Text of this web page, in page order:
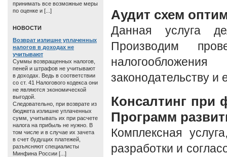
Аудит схем
Данная услуга
Производим
законодательству
Консалтинг
Программ
Комплексная
разработки и
принимать все возможные меры
по оценке и [...]
HОВОСТИ
Возврат излишне уплаченных
налогов в доходах не
учитывают
Суммы возвращенных налогов,
пеней и штрафов не учитывают
в доходах. Ведь в соответствии
со ст. 41 Налогового кодекса они
не являются экономической
выгодой.
Следовательно, при возврате из
бюджета излишне уплаченных
сумм, учитывать их при расчете
налога на прибыль не нужно. В
том числе и в случае их зачета
в счет будущих платежей,
разъясняют специалисты
Минфина России [...]